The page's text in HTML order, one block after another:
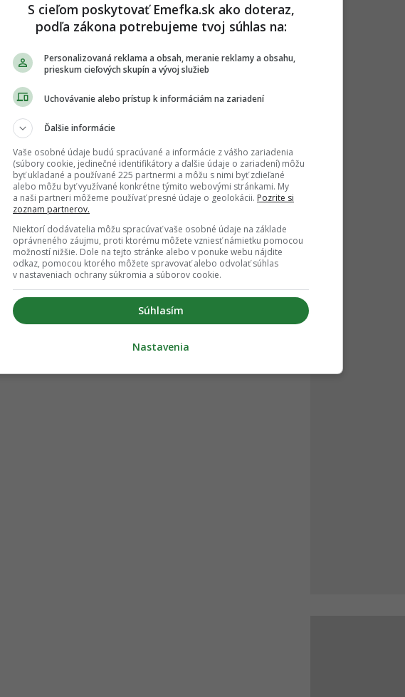
S cieľom poskytovať Emefka.sk ako doteraz,
podľa zákona potrebujeme tvoj súhlas na:
Personalizovaná reklama a obsah, meranie reklamy a obsahu,
prieskum cieľových skupín a vývoj služieb
Uchovávanie alebo prístup k informáciám na zariadení
Ďalšie informácie
Vaše osobné údaje budú spracúvané a informácie z vášho zariadenia
(súbory cookie, jedinečné identifikátory a ďalšie údaje o zariadení) môžu
byť ukladané a používané 225 partnermi a môžu s nimi byť zdieľané
alebo môžu byť využívané konkrétne týmito webovými stránkami. My
a naši partneri môžeme používať presné údaje o geolokácii. Pozrite si
zoznam partnerov.
Niektorí dodávatelia môžu spracúvať vaše osobné údaje na základe
oprávneného záujmu, proti ktorému môžete vzniesť námietku pomocou
možností nižšie. Dole na tejto stránke alebo v ponuke webu nájdite
odkaz, pomocou ktorého môžete spravovať alebo odvolať súhlas
v nastaveniach ochrany súkromia a súborov cookie.
Súhlasím
Nastavenia